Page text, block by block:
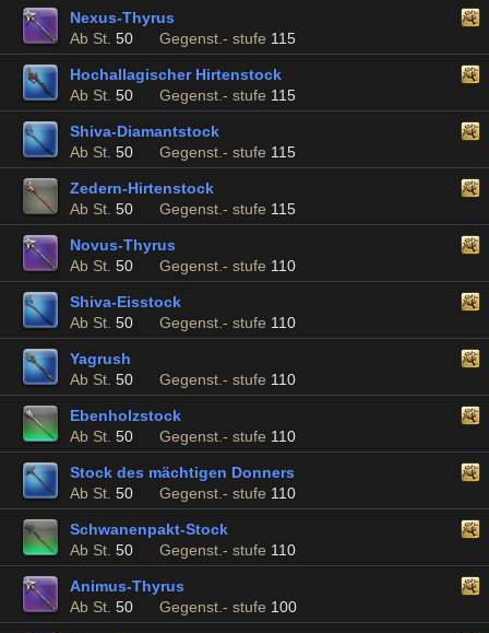
Nexus-Thyrus
Ab St. 50 Gegenst.- stufe 115
Hochallagischer Hirtenstock
Ab St. 50 Gegenst.- stufe 115
Shiva-Diamantstock
Ab St. 50 Gegenst.- stufe 115
Zedern-Hirtenstock
Ab St. 50 Gegenst.- stufe 115
Novus-Thyrus
Ab St. 50 Gegenst.- stufe 110
Shiva-Eisstock
Ab St. 50 Gegenst.- stufe 110
Yagrush
Ab St. 50 Gegenst.- stufe 110
Ebenholzstock
Ab St. 50 Gegenst.- stufe 110
Stock des mächtigen Donners
Ab St. 50 Gegenst.- stufe 110
Schwanenpakt-Stock
Ab St. 50 Gegenst.- stufe 110
Animus-Thyrus
Ab St. 50 Gegenst.- stufe 100